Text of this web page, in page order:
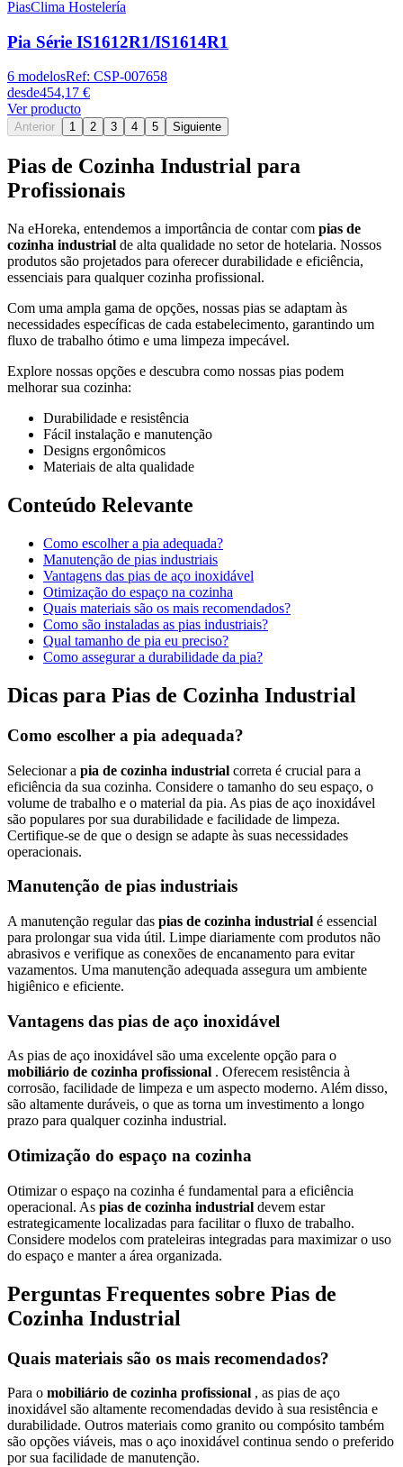
PiasClima Hostelería
Pia Série IS1612R1/IS1614R1
6 modelosRef: CSP-007658
desde454,17 €
Ver producto
Anterior 1 2 3 4 5 Siguiente
Pias de Cozinha Industrial para
Profissionais
Na eHoreka, entendemos a importância de contar com pias de
cozinha industrial de alta qualidade no setor de hotelaria. Nossos
produtos são projetados para oferecer durabilidade e eficiência,
essenciais para qualquer cozinha profissional.
Com uma ampla gama de opções, nossas pias se adaptam às
necessidades específicas de cada estabelecimento, garantindo um
fluxo de trabalho ótimo e uma limpeza impecável.
Explore nossas opções e descubra como nossas pias podem
melhorar sua cozinha:
Durabilidade e resistência
Fácil instalação e manutenção
Designs ergonômicos
Materiais de alta qualidade
Conteúdo Relevante
Como escolher a pia adequada?
Manutenção de pias industriais
Vantagens das pias de aço inoxidável
Otimização do espaço na cozinha
Quais materiais são os mais recomendados?
Como são instaladas as pias industriais?
Qual tamanho de pia eu preciso?
Como assegurar a durabilidade da pia?
Dicas para Pias de Cozinha Industrial
Como escolher a pia adequada?
Selecionar a pia de cozinha industrial correta é crucial para a
eficiência da sua cozinha. Considere o tamanho do seu espaço, o
volume de trabalho e o material da pia. As pias de aço inoxidável
são populares por sua durabilidade e facilidade de limpeza.
Certifique-se de que o design se adapte às suas necessidades
operacionais.
Manutenção de pias industriais
A manutenção regular das pias de cozinha industrial é essencial
para prolongar sua vida útil. Limpe diariamente com produtos não
abrasivos e verifique as conexões de encanamento para evitar
vazamentos. Uma manutenção adequada assegura um ambiente
higiênico e eficiente.
Vantagens das pias de aço inoxidável
As pias de aço inoxidável são uma excelente opção para o
mobiliário de cozinha profissional . Oferecem resistência à
corrosão, facilidade de limpeza e um aspecto moderno. Além disso,
são altamente duráveis, o que as torna um investimento a longo
prazo para qualquer cozinha industrial.
Otimização do espaço na cozinha
Otimizar o espaço na cozinha é fundamental para a eficiência
operacional. As pias de cozinha industrial devem estar
estrategicamente localizadas para facilitar o fluxo de trabalho.
Considere modelos com prateleiras integradas para maximizar o uso
do espaço e manter a área organizada.
Perguntas Frequentes sobre Pias de
Cozinha Industrial
Quais materiais são os mais recomendados?
Para o mobiliário de cozinha profissional , as pias de aço
inoxidável são altamente recomendadas devido à sua resistência e
durabilidade. Outros materiais como granito ou compósito também
são opções viáveis, mas o aço inoxidável continua sendo o preferido
por sua facilidade de manutenção.